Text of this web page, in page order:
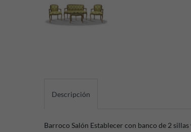
Descripción
Barroco Salón Establecer con banco de 2 sillas